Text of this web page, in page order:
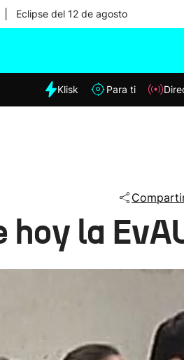
Eclipse del 12 de agosto
Klisk Para ti
la